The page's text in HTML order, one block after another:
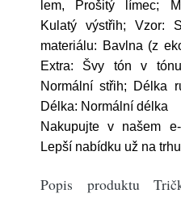
lem, Prošitý límec;
Kulatý výstřih; Vzor:
materiálu: Bavlna (z
Extra: Švy tón v
Normální střih; Délka
Délka: Normální délka
Nakupujte v našem
Lepší nabídku už na
Popis produktu